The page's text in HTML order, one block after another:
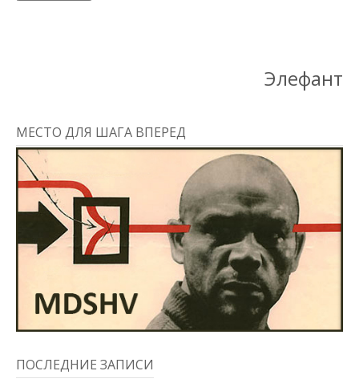
Элефант
МЕСТО ДЛЯ ШАГА ВПЕРЕД
ПОСЛЕДНИЕ ЗАПИСИ